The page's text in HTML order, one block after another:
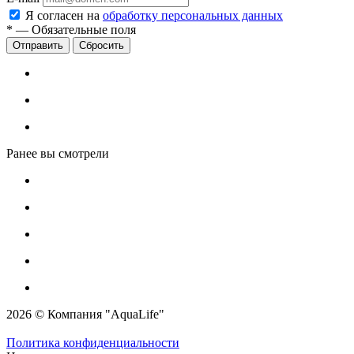
Я согласен на обработку персональных данных
* — Обязательные поля
Сбросить
Ранее вы смотрели
2026 © Компания "AquaLife"
Политика конфиденциальности